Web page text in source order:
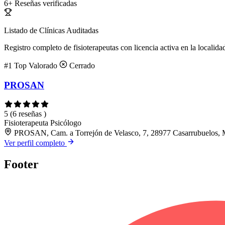
6+ Reseñas verificadas
Listado de Clínicas Auditadas
Registro completo de fisioterapeutas con licencia activa en la
#1 Top Valorado Cerrado
PROSAN
5 (6 reseñas )
Fisioterapeuta Psicólogo
PROSAN, Cam. a Torrejón de Velasco, 7, 28977 Casarrubuelos,
Ver perfil completo
Footer